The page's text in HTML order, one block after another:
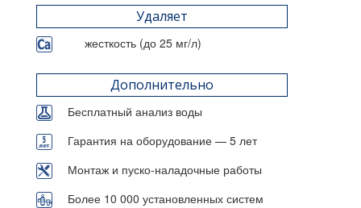
Удаляет
жесткость (до 25 мг/л)
Дополнительно
Бесплатный анализ воды
Гарантия на оборудование — 5 лет
Монтаж и пуско-наладочные работы
Более 10 000 установленных систем